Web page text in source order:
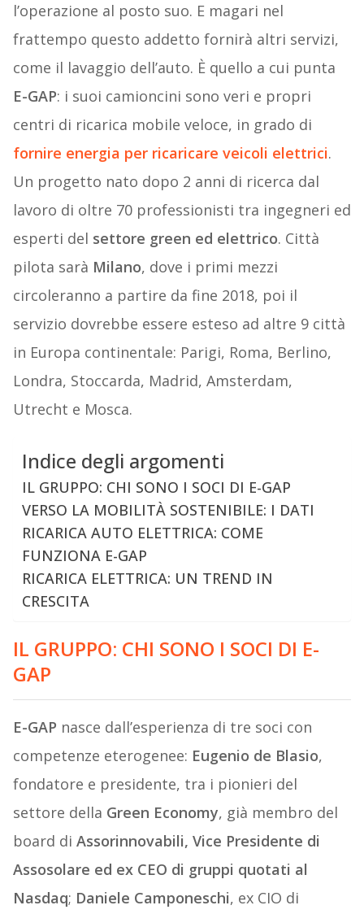
l’operazione al posto suo. E magari nel
frattempo questo addetto fornirà altri servizi,
come il lavaggio dell’auto. È quello a cui punta
E-GAP: i suoi camioncini sono veri e propri
centri di ricarica mobile veloce, in grado di
fornire energia per ricaricare veicoli elettrici.
Un progetto nato dopo 2 anni di ricerca dal
lavoro di oltre 70 professionisti tra ingegneri ed
esperti del settore green ed elettrico. Città
pilota sarà Milano, dove i primi mezzi
circoleranno a partire da fine 2018, poi il
servizio dovrebbe essere esteso ad altre 9 città
in Europa continentale: Parigi, Roma, Berlino,
Londra, Stoccarda, Madrid, Amsterdam,
Utrecht e Mosca.
Indice degli argomenti
IL GRUPPO: CHI SONO I SOCI DI E-GAP
VERSO LA MOBILITÀ SOSTENIBILE: I DATI
RICARICA AUTO ELETTRICA: COME
FUNZIONA E-GAP
RICARICA ELETTRICA: UN TREND IN
CRESCITA
IL GRUPPO: CHI SONO I SOCI DI E-
GAP
E-GAP nasce dall’esperienza di tre soci con
competenze eterogenee: Eugenio de Blasio,
fondatore e presidente, tra i pionieri del
settore della Green Economy, già membro del
board di Assorinnovabili, Vice Presidente di
Assosolare ed ex CEO di gruppi quotati al
Nasdaq; Daniele Camponeschi, ex CIO di